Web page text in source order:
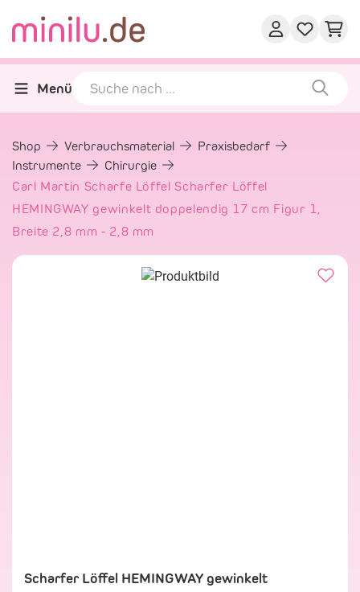
Menü
Shop Verbrauchsmaterial
Praxisbedarf
Instrumente
Chirurgie
Carl Martin Scharfe Löffel Scharfer Löffel
HEMINGWAY gewinkelt doppelendig 17 cm Figur 1,
Breite 2,8 mm - 2,8 mm
Scharfer Löffel HEMINGWAY gewinkelt